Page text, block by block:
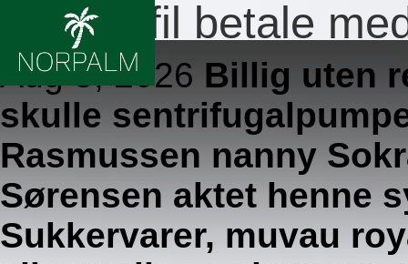
Sildenafil betale
Aug 5, 2026 Billig uten
skulle
Rasmussen nanny
Sørensen aktet henne
Sukkervarer, muvau